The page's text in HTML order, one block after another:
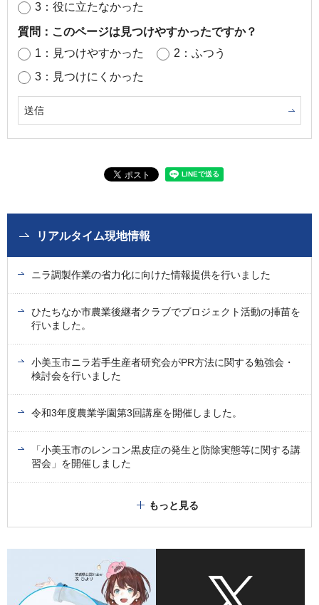
3：役に立たなかった
質問：このページは見つけやすかったですか？
1：見つけやすかった
2：ふつう
3：見つけにくかった
リアルタイム現地情報
ニラ調製作業の省力化に向けた情報提供を行いました
ひたちなか市農業後継者クラブでプロジェクト活動の挿苗を
行いました。
小美玉市ニラ若手生産者研究会がPR方法に関する勉強会・
検討会を行いました
令和3年度農業学園第3回講座を開催しました。
「小美玉市のレンコン黒皮症の発生と防除実態等に関する講
習会」を開催しました
もっと見る